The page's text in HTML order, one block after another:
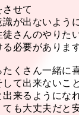
させて
が出ないよう
さんのやりた
必要があります
たくさん一緒に
て出来ないこ
出来るようにな
も大丈夫だと